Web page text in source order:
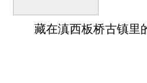
藏在滇西板桥古镇里